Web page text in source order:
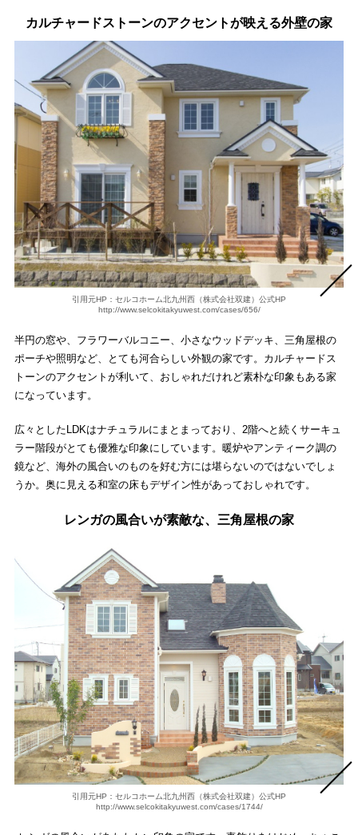
カルチャードストーンのアクセントが映える外壁の家
引用元HP：セルコホーム北九州西（株式会社双建）公式HP
http://www.selcokitakyuwest.com/cases/656/
半円の窓や、フラワーバルコニー、小さなウッドデッキ、三角屋根の
ポーチや照明など、とても河合らしい外観の家です。カルチャードス
トーンのアクセントが利いて、おしゃれだけれど素朴な印象もある家
になっています。
広々としたLDKはナチュラルにまとまっており、2階へと続くサーキュ
ラー階段がとても優雅な印象にしています。暖炉やアンティーク調の
鏡など、海外の風合いのものを好む方には堪らないのではないでしょ
うか。奥に見える和室の床もデザイン性があっておしゃれです。
レンガの風合いが素敵な、三角屋根の家
引用元HP：セルコホーム北九州西（株式会社双建）公式HP
http://www.selcokitakyuwest.com/cases/1744/